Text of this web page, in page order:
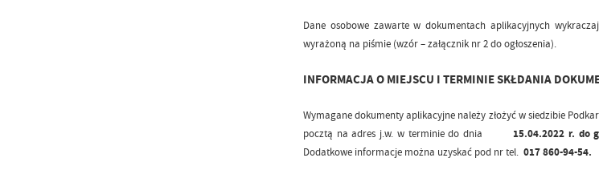
Dane osobowe zawarte w dokumentach aplikacyjnych
wyrażoną na piśmie (wzór – załącznik nr 2 do ogłoszenia).
INFORMACJA O MIEJSCU I TERMINIE SKŁDANIA
Wymagane dokumenty aplikacyjne należy złożyć w siedzibie
pocztą na adres j.w. w terminie do dnia
15.04.2022 r. do
Dodatkowe informacje można uzyskać pod nr tel. 017 860-94-54.